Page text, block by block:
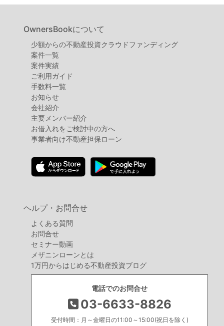
OwnersBookについて
少額からの不動産投資クラウドファンディング
案件⼀覧
案件実績
ご利用ガイド
手数料一覧
お知らせ
会社紹介
主要メンバー紹介
お借入れをご検討中の方へ
事業者向け不動産担保ローン
ヘルプ・お問合せ
よくある質問
お問合せ
セミナー動画
メザニンローンとは
1万円からはじめる不動産投資ブログ
電話でのお問合せ
03-6633-8826
受付時間：月～金曜日の11:00～15:00(祝日を除く)